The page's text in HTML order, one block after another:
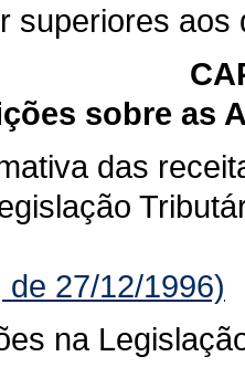
superiores
sobre as
das
de 27/12/1996)
na